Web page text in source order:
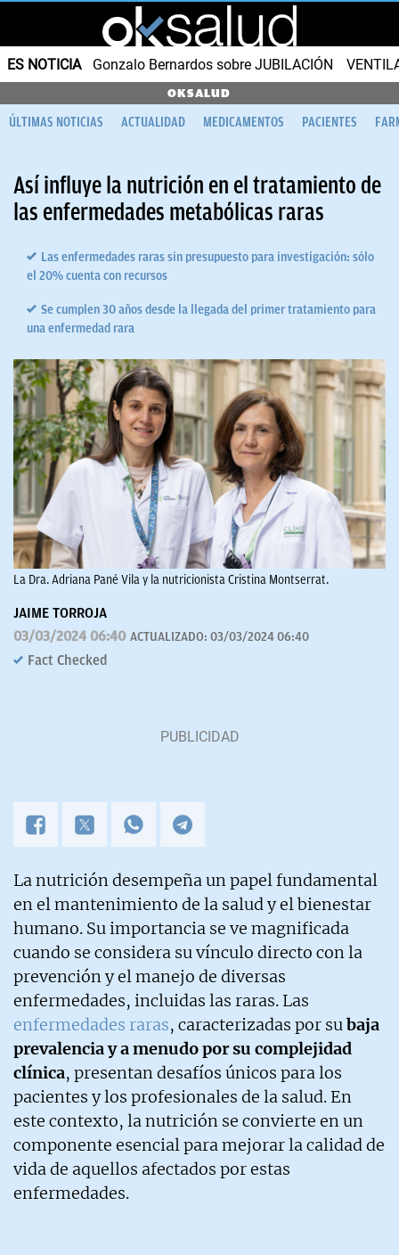
ES NOTICIA Gonzalo Bernardos sobre JUBILACIÓN
OKSALUD
ÚLTIMAS NOTICIAS ACTUALIDAD MEDICAMENTOS PACIENTES
Así influye la nutrición en el tratamiento de
las enfermedades metabólicas raras
Las enfermedades raras sin presupuesto para investigación: sólo
el 20% cuenta con recursos
Se cumplen 30 años desde la llegada del primer tratamiento para
una enfermedad rara
La Dra. Adriana Pané Vila y la nutricionista Cristina Montserrat.
JAIME TORROJA
03/03/2024 06:40 ACTUALIZADO: 03/03/2024 06:40
Fact Checked
La nutrición desempeña un papel fundamental
en el mantenimiento de la salud y el bienestar
humano. Su importancia se ve magnificada
cuando se considera su vínculo directo con la
prevención y el manejo de diversas
enfermedades, incluidas las raras. Las
enfermedades raras, caracterizadas por subaja
prevalencia y a menudo por su complejidad
clínica, presentan desafíos únicos para los
pacientes y los profesionales de la salud. En
este contexto, la nutrición se convierte en un
componente esencial para mejorar la calidad de
vida de aquellos afectados por estas
enfermedades.